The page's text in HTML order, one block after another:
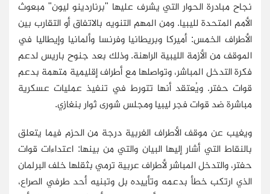
نجاح مبادرة الحوار التي يشرف عليها "برناردينو ليون" مبعوث
الأمم المتحدة لليبيا. ومن المهم التنويه بالاتفاق أو التقارب بين
الأطراف الخمس: أميركا وبريطانيا وفرنسا وألمانيا وإيطاليا في
الموقف من الأزمة الليبية الراهنة. وذلك بعد جنوح باريس لدعم
فكرة التدخل المباشر، وتواصلها مع أطراف إقليمية متهمة بدعم
قوات حفتر. ويُعتقد أنها تتورط في تنفيذ عمليات عسكرية
مباشرة ضد قوات فجر ليبيا ومجلس شورى ثوار بنغازي.
ويغيب عن موقف الأطراف الغربية درجة من الحزم فيما يتعلق
بالنقاط التي أشار إليها البيان والتي من بينها: اعتداءات قوات
حفتر، والتدخل المباشر لأطراف عربية ترمي بثقلها خلف البرلمان
الذي ارتكب خطأ بدعمه وتأييده بل وتبنيه أحد طرفي الصراع،